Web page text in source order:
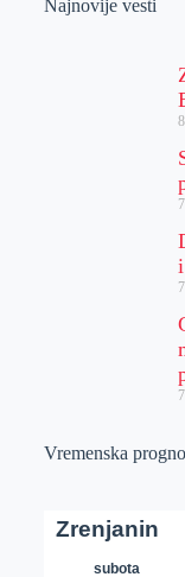
Najnovije vesti
Vremenska